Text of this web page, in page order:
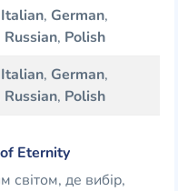
Italian, German,
Russian, Polish
Italian, German,
Russian, Polish
Eternity
світом, де вибір,